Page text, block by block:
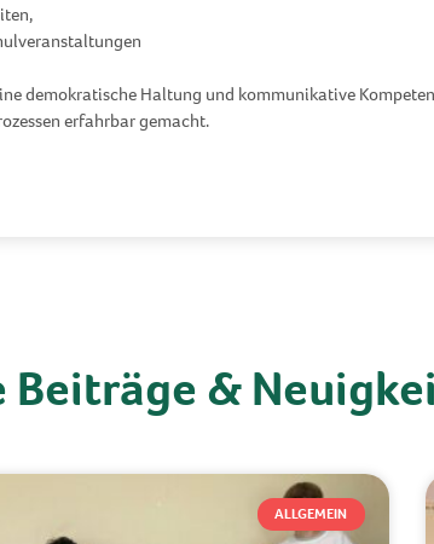
demokratische Haltung und kommunikative
erfahrbar gemacht.
Beiträge &
ALLGEMEIN